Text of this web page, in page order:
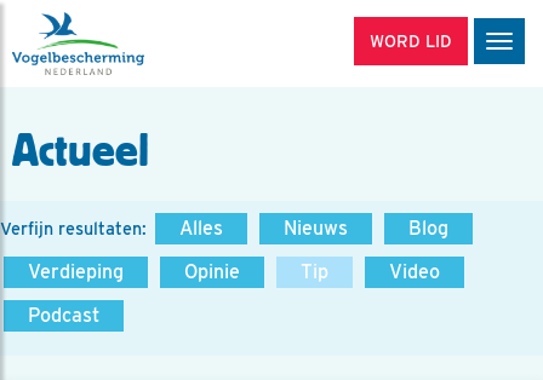
WORD LID
Actueel
Verfijn resultaten: Alles Nieuws
Blog
Verdieping
Opinie Tip
Video
Podcast